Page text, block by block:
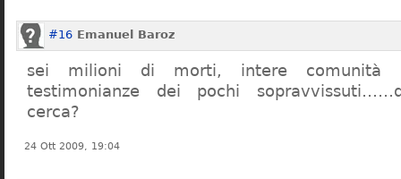
#16 Emanuel Baroz
sei milioni di morti, intere comunità
testimonianze dei pochi
cerca?
24 Ott 2009, 19:04